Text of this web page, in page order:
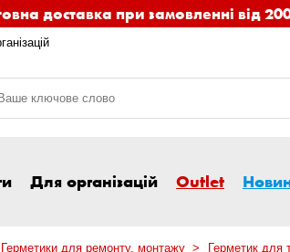
доставка при замовленні від
Для організацій Outlet
Герметики для ремонту, монтажу Герметик для